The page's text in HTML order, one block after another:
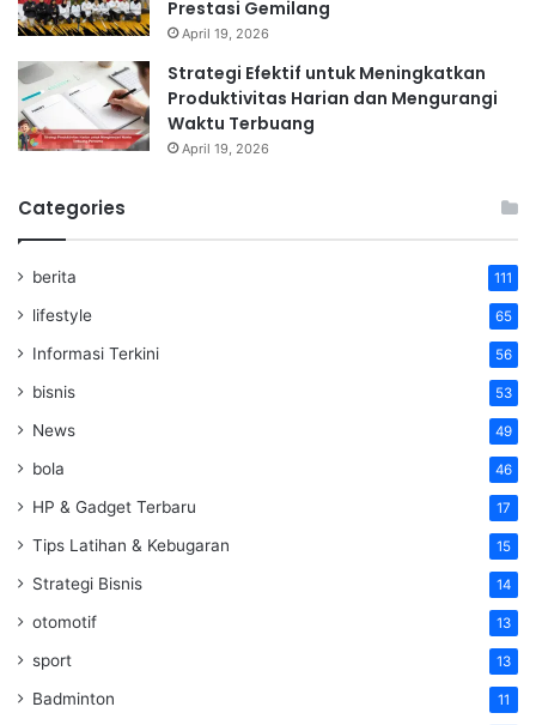
Prestasi Gemilang
April 19, 2026
Strategi Efektif untuk Meningkatkan
Produktivitas Harian dan Mengurangi
Waktu Terbuang
April 19, 2026
Categories
berita 111
lifestyle 65
Informasi Terkini 56
bisnis 53
News 49
bola 46
HP & Gadget Terbaru 17
Tips Latihan & Kebugaran 15
Strategi Bisnis 14
otomotif 13
sport 13
Badminton 11